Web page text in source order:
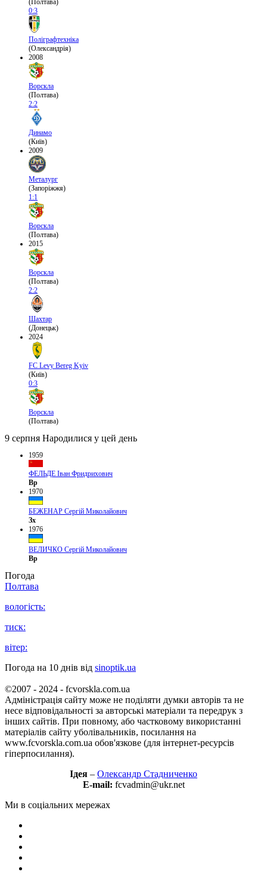
0:3
Поліграфтехніка
(Олександрія)
2008
Ворскла
(Полтава)
2:2
Динамо
(Київ)
2009
Металург
(Запоріжжя)
1:1
Ворскла
(Полтава)
2015
Ворскла
(Полтава)
2:2
Шахтар
(Донецьк)
2024
FC Levy Bereg Kyiv
(Київ)
0:3
Ворскла
(Полтава)
9 серпня Народилися у цей день
1959
ФЕЛЬДЕ Іван Фридрихович
Вр
1970
БЕЖЕНАР Сергій Миколайович
Зх
1976
ВЕЛИЧКО Сергій Миколайович
Вр
Погода
Полтава
вологість:
тиск:
вітер:
Погода на 10 днів від sinoptik.ua
©2007 - 2024 - fcvorskla.com.ua
Адміністрація сайту може не поділяти думки авторів та не
несе відповідальності за авторські матеріали та передрук з
інших сайтів. При повному, або частковому використанні
матеріалів сайту уболівальників, посилання на
www.fcvorskla.com.ua обов'язкове (для інтернет-ресурсів
гіперпосилання).
Ідея – Олександр Стадниченко
E-mail: fcvadmin@ukr.net
Ми в соціальних мережах